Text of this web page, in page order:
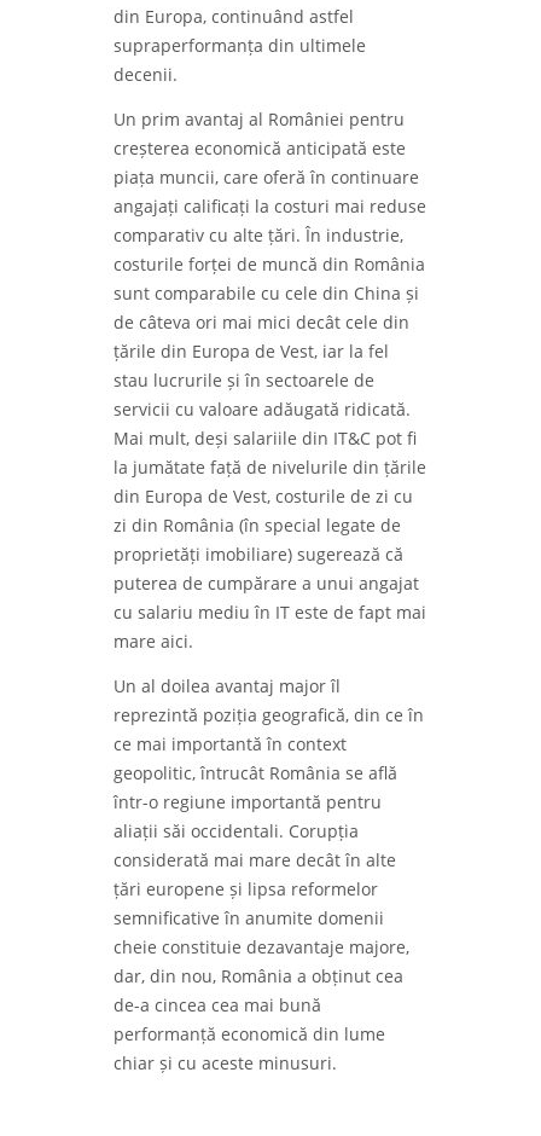
din Europa, continuând astfel
supraperformanța din ultimele
decenii.
Un prim avantaj al României pentru
creșterea economică anticipată este
piața muncii, care oferă în continuare
angajați calificați la costuri mai reduse
comparativ cu alte țări. În industrie,
costurile forței de muncă din România
sunt comparabile cu cele din China și
de câteva ori mai mici decât cele din ​​
țările din Europa de Vest, iar la fel
stau lucrurile și în sectoarele de
servicii cu valoare adăugată ridicată.
Mai mult, deși salariile din IT&C pot fi
la jumătate față de nivelurile din țările
din Europa de Vest, costurile de zi cu
zi din România (în special legate de
proprietăți imobiliare) sugerează că
puterea de cumpărare a unui angajat
cu salariu mediu în IT este de fapt mai
mare aici.
Un al doilea avantaj major îl
reprezintă poziția geografică, din ce în
ce mai importantă în context
geopolitic, întrucât România se află
într-o regiune importantă pentru
aliații săi occidentali. Corupția
considerată mai mare decât în alte
țări europene și lipsa reformelor
semnificative în anumite domenii
cheie constituie dezavantaje majore,
dar, din nou, România a obținut cea
de-a cincea cea mai bună
performanță economică din lume
chiar și cu aceste minusuri.